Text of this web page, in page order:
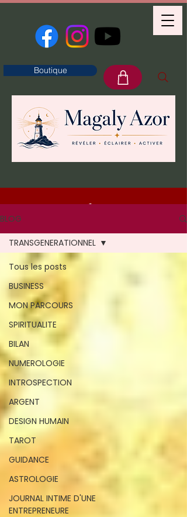
Boutique
Blog
BLOG
Tous les posts
BUSINESS
MON PARCOURS
SPIRITUALITE
BILAN
NUMEROLOGIE
INTROSPECTION
ARGENT
DESIGN HUMAIN
TAROT
GUIDANCE
ASTROLOGIE
JOURNAL INTIME D'UNE
ENTREPRENEURE
TRANSGENERATIONNEL